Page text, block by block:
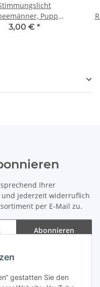
gestatten Sie den
Puppen
und Freunde"
3,00 € *
Ihrer
und jederzeit widerruflich
per E-Mail zu.
Abonnieren